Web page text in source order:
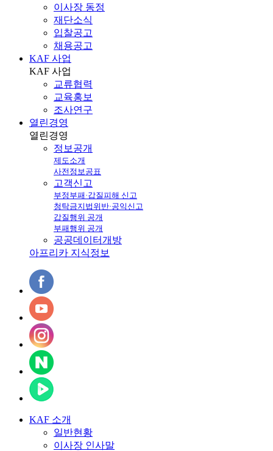
이사장 동정
재단소식
입찰공고
채용공고
KAF 사업
KAF 사업
교류협력
교육홍보
조사연구
열린경영
열린경영
정보공개
제도소개
사전정보공표
고객신고
부정부패·갑질피해 신고
청탁금지법위반·공익신고
갑질행위 공개
부패행위 공개
공공데이터개방
아프리카 지식정보
KAF 소개
일반현황
이사장 인사말